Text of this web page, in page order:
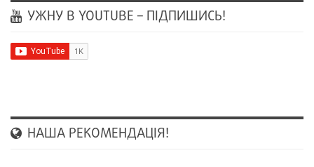
УЖНУ В YOUTUBE – ПІДПИШИСЬ!
НАША РЕКОМЕНДАЦІЯ!